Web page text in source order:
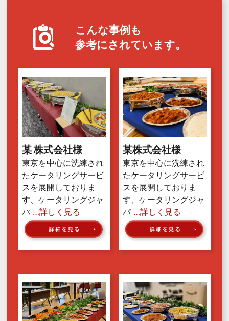
こんな事例も
参考にされています。
某 株式会社様
東京を中心に洗練され
たケータリングサービ
スを展開しておりま
す、ケータリングジャ
パ …詳しく見る
某株式会社様
東京を中心に洗練され
たケータリングサービ
スを展開しておりま
す、ケータリングジャ
パ …詳しく見る